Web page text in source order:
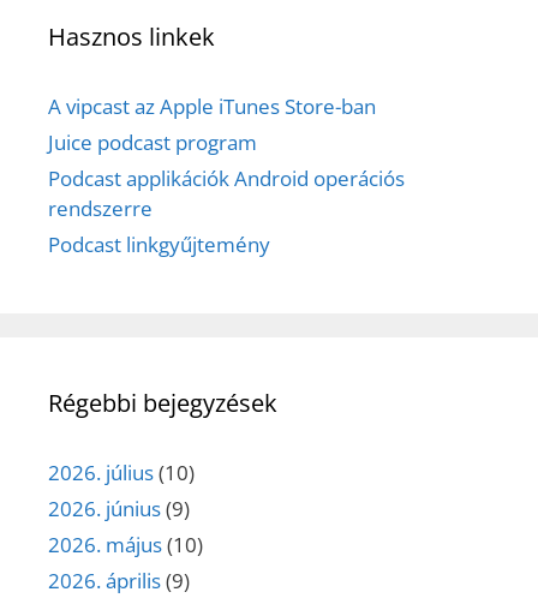
Hasznos linkek
A vipcast az Apple iTunes Store-ban
Juice podcast program
Podcast applikációk Android operációs
rendszerre
Podcast linkgyűjtemény
Régebbi bejegyzések
2026. július(10)
2026. június(9)
2026. május(10)
2026. április(9)